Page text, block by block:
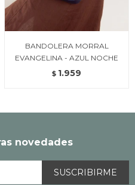
BANDOLERA MORRAL
EVANGELINA - AZUL NOCHE
$ 1.959
novedades
SUSCRIBIRME